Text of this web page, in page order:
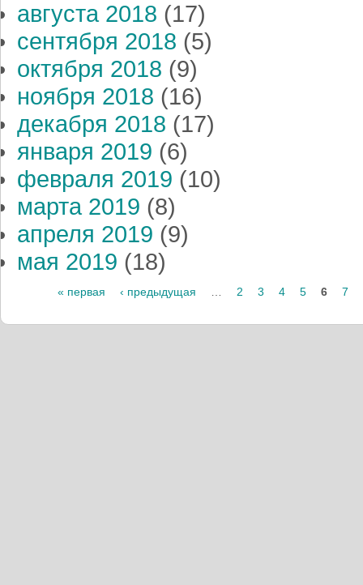
августа 2018 (17)
сентября 2018 (5)
октября 2018 (9)
ноября 2018 (16)
декабря 2018 (17)
января 2019 (6)
февраля 2019 (10)
марта 2019 (8)
апреля 2019 (9)
мая 2019 (18)
Страницы
« первая ‹ предыдущая 2 3 4 5 6 7